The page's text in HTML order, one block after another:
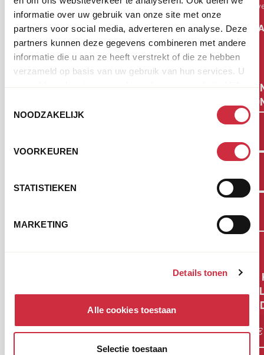
informatie over uw gebruik van onze site met onze
partners voor social media, adverteren en analyse. Deze
partners kunnen deze gegevens combineren met andere
informatie die u aan ze heeft verstrekt of die ze hebben
verzameld op basis van uw gebruik van hun services. U
NOODZAKELIJK
VOORKEUREN
STATISTIEKEN
MARKETING
Details tonen
Alle cookies toestaan
Selectie toestaan
voortdurend risico
op natuurrampen.
Cordaid werd actief
in Myanmar in 2008,
na de doortocht van
cycloon Nargis. We